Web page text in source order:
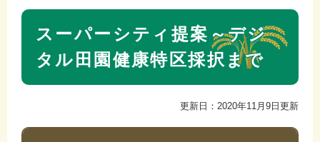
本
スーパーシティ提案～デジ
タル田園健康特区採択まで
更新日：2020年11月9日更新